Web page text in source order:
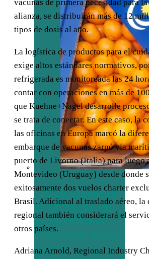
EEUU exceptúa
al 77,5% de las
exportaciones
uruguayas de los
nuevos
vacunas de primera necesidad para
alianza, se distribuirán más de 12
tipos de dosis al año.
La logística de productos para el
exige altos estándares normativos,
refrigerada es monitoreada las 24
contar con operaciones en más de
que Kuehne+Nagel desarrolle
se trata de conectar. En este caso, la
las oficinas en Europa marcó la
embarque de vacunas zarpó vía
puerto de Livorno (Italia) para luego
Montevideo (Uruguay) desde donde
exitosamente dos vuelos charter
Brasil. Adicional al traslado aéreo,
regional también considerará el
otros países.
Adriana Arnold, Regional Industry